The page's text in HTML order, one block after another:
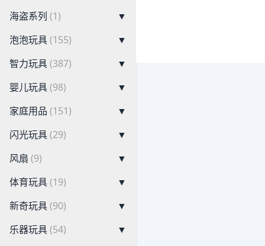
海盗系列 (1)
▼
泡泡玩具(155)
▼
智力玩具(387)
▼
婴儿玩具(98)
▼
家庭用品 (151)
▼
闪光玩具(29)
▼
风扇 (9)
▼
体育玩具(19)
▼
新奇玩具(90)
▼
乐器玩具(54) ▼